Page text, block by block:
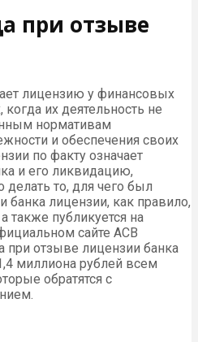
при отзыве
лицензию у финансовых
когда их деятельность не
нормативам
и обеспечения своих
по факту означает
и его ликвидацию,
делать то, для чего был
лицензии, как правило,
также публикуется на
сайте АСВ
при отзыве лицензии банка
миллиона рублей всем
обратятся с